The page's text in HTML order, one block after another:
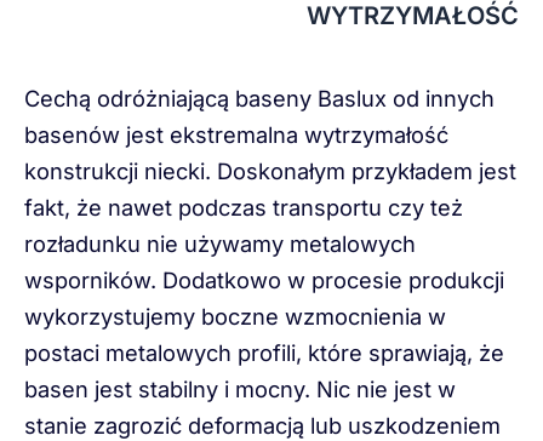
WYTRZYMAŁOŚĆ
Cechą odróżniającą baseny Baslux od innych
basenów jest ekstremalna wytrzymałość
konstrukcji niecki. Doskonałym przykładem jest
fakt, że nawet podczas transportu czy też
rozładunku nie używamy metalowych
wsporników. Dodatkowo w procesie produkcji
wykorzystujemy boczne wzmocnienia w
postaci metalowych profili, które sprawiają, że
basen jest stabilny i mocny. Nic nie jest w
stanie zagrozić deformacją lub uszkodzeniem